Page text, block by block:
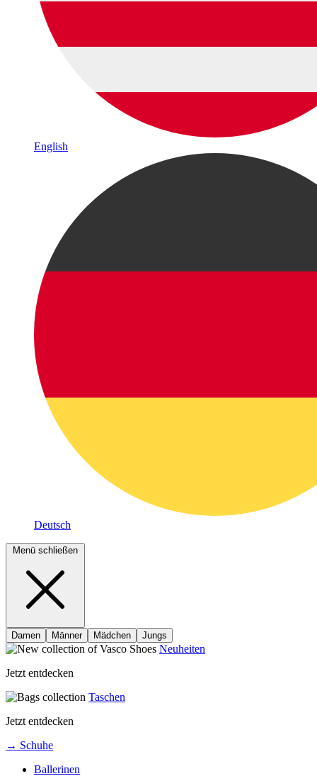
English
Deutsch
Menü schließen
Damen Männer Mädchen Jungs
Neuheiten
Jetzt entdecken
Taschen
Jetzt entdecken
→ Schuhe
Ballerinen